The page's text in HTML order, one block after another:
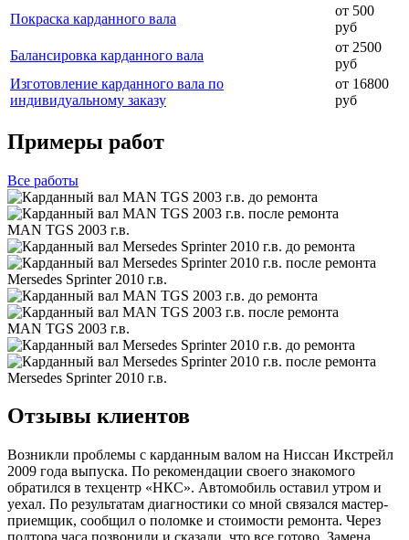
Покраска карданного вала
от 500
руб
Балансировка карданного вала
от 2500
руб
Изготовление карданного вала по
индивидуальному заказу
от 16800
руб
Примеры работ
Все работы
MAN TGS 2003 г.в.
Mersedes Sprinter 2010 г.в.
MAN TGS 2003 г.в.
Mersedes Sprinter 2010 г.в.
Отзывы клиентов
Возникли проблемы с карданным валом на Ниссан Икстрейл
2009 года выпуска. По рекомендации своего знакомого
обратился в техцентр «НКС». Автомобиль оставил утром и
уехал. По результатам диагностики со мной связался мастер-
приемщик, сообщил о поломке и стоимости ремонта. Через